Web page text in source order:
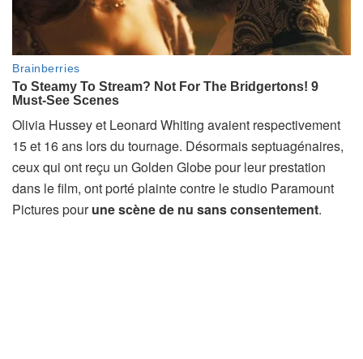
Olivia Hussey et Leonard Whiting avaient respectivement
15 et 16 ans lors du tournage. Désormais septuagénaires,
ceux qui ont reçu un Golden Globe pour leur prestation
dans le film, ont porté plainte contre le studio Paramount
Pictures pourune scène de nu sans consentement.